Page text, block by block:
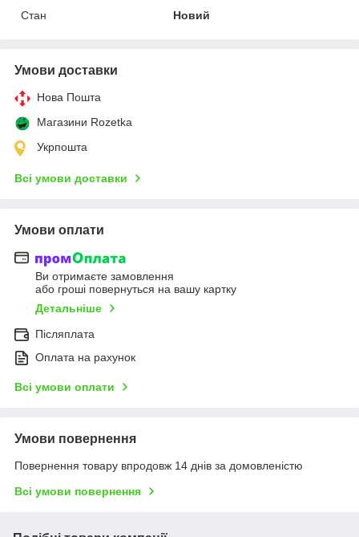
Стан
Новий
Умови доставки
Нова Пошта
Магазини Rozetka
Укрпошта
Всі умови доставки
Умови оплати
Ви отримаєте замовлення
або гроші повернуться на вашу картку
Детальніше
Післяплата
Оплата на рахунок
Всі умови оплати
Умови повернення
Повернення товару впродовж 14 днів за домовленістю
Всі умови повернення